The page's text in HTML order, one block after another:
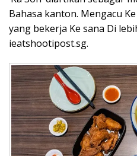
Bahasa kanton. Mengacu
yang bekerja Ke sana Di
ieatshootipost.sg.